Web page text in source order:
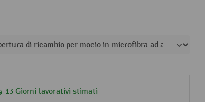
13 Giorni lavorativi stimati